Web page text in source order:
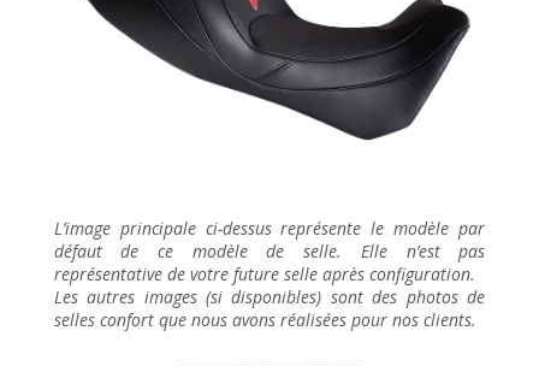
L’image principale ci-dessus représente le modèle par
défaut de ce modèle de selle. Elle n’est pas
représentative de votre future selle après configuration.
Les autres images (si disponibles) sont des photos de
selles confort que nous avons réalisées pour nos clients.